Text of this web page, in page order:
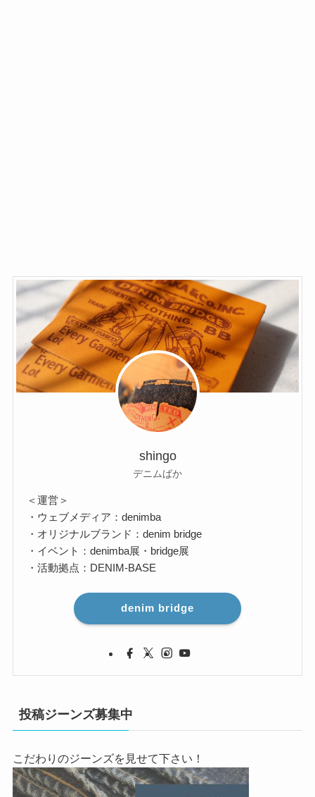
shingo
デニムばか
＜運営＞
・ウェブメディア：denimba
・オリジナルブランド：denim bridge
・イベント：denimba展・bridge展
・活動拠点：DENIM-BASE
denim bridge
投稿ジーンズ募集中
こだわりのジーンズを見せて下さい！